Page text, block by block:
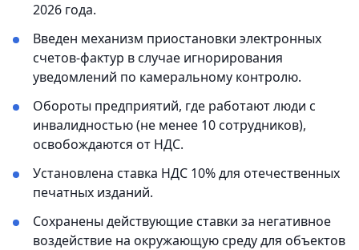
2026 года.
Введен механизм приостановки электронных
счетов-фактур в случае игнорирования
уведомлений по камеральному контролю.
Обороты предприятий, где работают люди с
инвалидностью (не менее 10 сотрудников),
освобождаются от НДС.
Установлена ставка НДС 10% для отечественных
печатных изданий.
Сохранены действующие ставки за негативное
воздействие на окружающую среду для объектов